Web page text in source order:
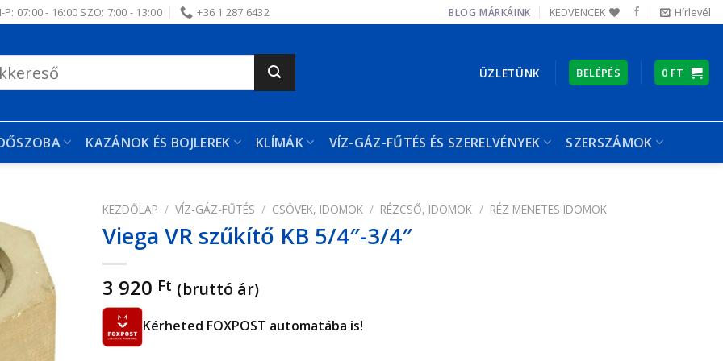
P: 07:00 - 16:00 SZO: 7:00 - 13:00 +36 1 287 6432 BLOG MÁRKÁINK KEDVENCEK Hírlevél
ÜZLETÜNK BELÉPÉS 0 FT
KAZÁNOK ÉS BOJLEREK KLÍMÁK VÍZ-GÁZ-FŰTÉS ÉS SZERELVÉNYEK SZERSZÁMOK
KEZDŐLAP / VÍZ-GÁZ-FŰTÉS / CSÖVEK, IDOMOK / RÉZCSŐ, IDOMOK / RÉZ MENETES IDOMOK
Viega VR szűkítő KB 5/4″-3/4″
3 920 Ft (bruttó ár)
Kérheted FOXPOST automatába is!